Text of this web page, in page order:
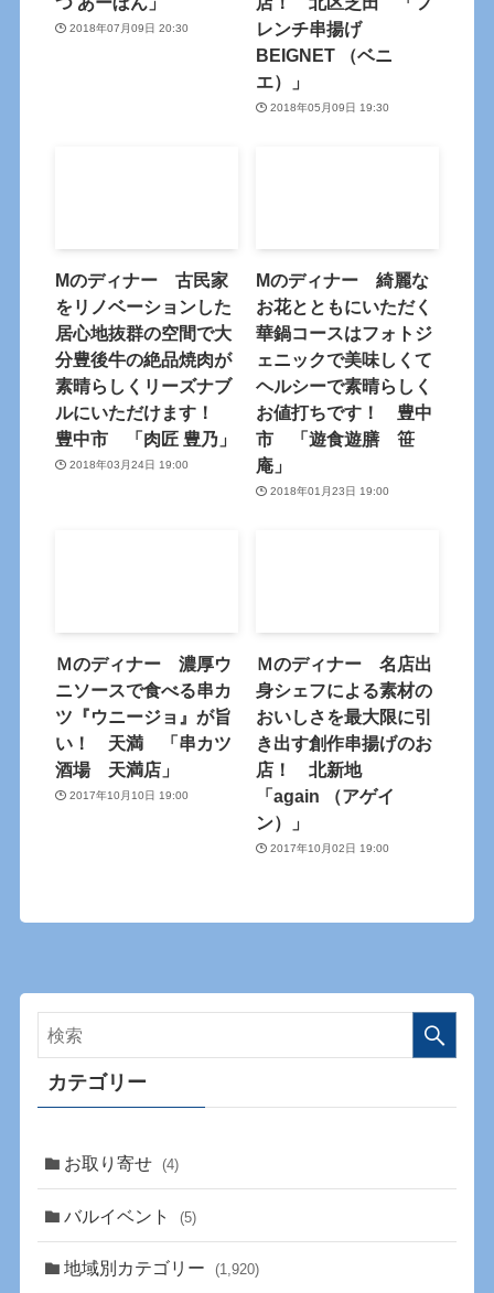
2018年07月09日 20:30
レンチ串揚げ
BEIGNET （ベニ
エ）」
2018年05月09日 19:30
Mのディナー 古民家
をリノベーションした
居心地抜群の空間で大
分豊後牛の絶品焼肉が
素晴らしくリーズナブ
ルにいただけます！
豊中市 「肉匠 豊乃」
2018年03月24日 19:00
Mのディナー 綺麗な
お花とともにいただく
華鍋コースはフォトジ
ェニックで美味しくて
ヘルシーで素晴らしく
お値打ちです！ 豊中
市 「遊食遊膳 笹
庵」
2018年01月23日 19:00
Ｍのディナー 濃厚ウ
ニソースで食べる串カ
ツ『ウニージョ』が旨
い！ 天満 「串カツ
酒場 天満店」
2017年10月10日 19:00
Ｍのディナー 名店出
身シェフによる素材の
おいしさを最大限に引
き出す創作串揚げのお
店！ 北新地
「again （アゲイ
ン）」
2017年10月02日 19:00
カテゴリー
お取り寄せ (4)
バルイベント (5)
地域別カテゴリー (1,920)